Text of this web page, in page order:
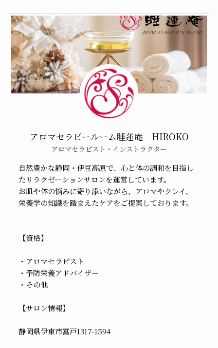
アロマセラピールーム睡蓮庵 HIROKO
アロマセラピスト・インストラクター
自然豊かな静岡・伊豆高原で、心と体の調和を目指し
たリラクゼーションサロンを運営しています。
お肌や体の悩みに寄り添いながら、アロマやクレイ、
栄養学の知識を踏まえたケアをご提案しております。
【資格】
・アロマセラピスト
・予防栄養アドバイザー
・その他
【サロン情報】
静岡県伊東市富戸1317-1594